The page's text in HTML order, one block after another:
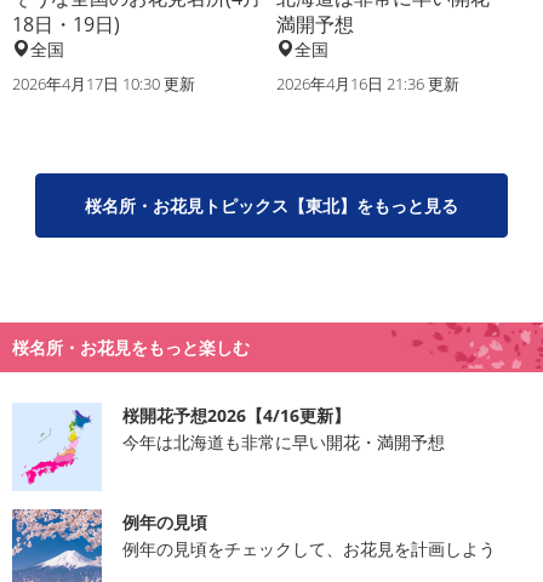
18日・19日)
全国
2026年4月17日 10:30 更新
満開予想
全国
2026年4月16日 21:36 更新
桜名所・お花見トピックス【東北】をもっと見る
桜名所・お花見をもっと楽しむ
桜開花予想2026【4/16更新】
今年は北海道も非常に早い開花・満開予想
例年の見頃
例年の見頃をチェックして、お花見を計画しよう